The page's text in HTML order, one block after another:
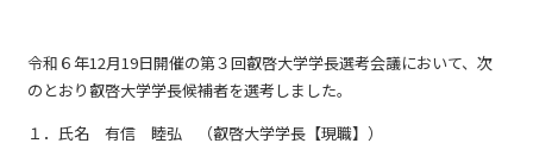
令和６年12月19日開催の第３回叡啓大学学長選考会議において、次
のとおり叡啓大学学長候補者を選考しました。
１．氏名 有信 睦弘 （叡啓大学学長【現職】）